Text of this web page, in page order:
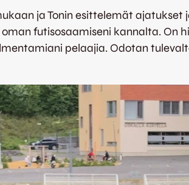
ja Tonin esittelemät ajatukset
futisosaamiseni kannalta. On
pelaajia. Odotan